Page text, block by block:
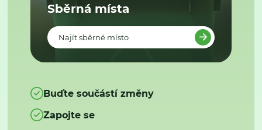
Sběrná místa
Najít sběrné místo
Buďte součástí změny
Zapojte se